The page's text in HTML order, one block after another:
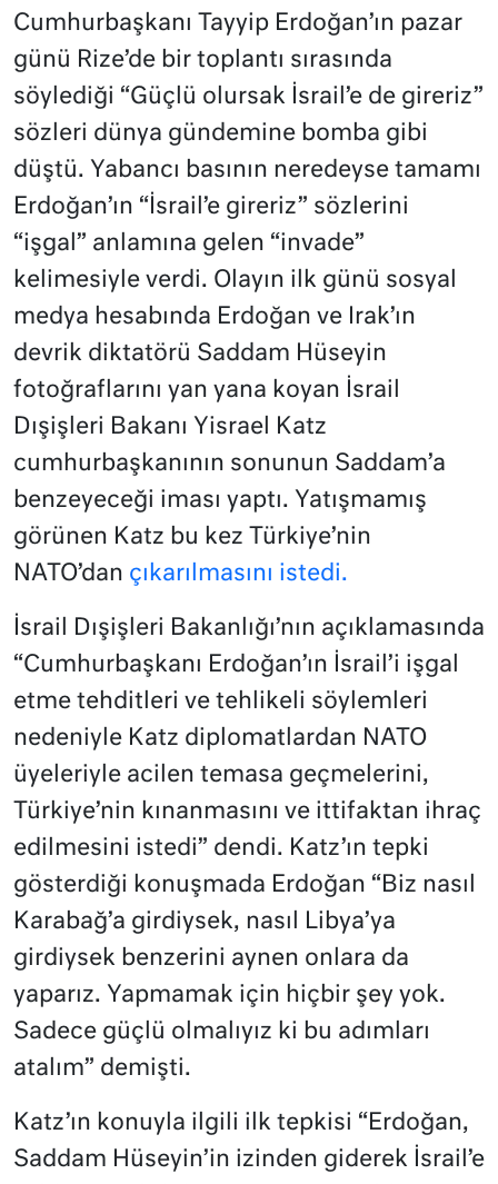
Cumhurbaşkanı Tayyip Erdoğan’ın pazar
günü Rize’de bir toplantı sırasında
söylediği “Güçlü olursak İsrail’e de gireriz”
sözleri dünya gündemine bomba gibi
düştü. Yabancı basının neredeyse tamamı
Erdoğan’ın “İsrail’e gireriz” sözlerini
“işgal” anlamına gelen “invade”
kelimesiyle verdi. Olayın ilk günü sosyal
medya hesabında Erdoğan ve Irak’ın
devrik diktatörü Saddam Hüseyin
fotoğraflarını yan yana koyan İsrail
Dışişleri Bakanı Yisrael Katz
cumhurbaşkanının sonunun Saddam’a
benzeyeceği iması yaptı. Yatışmamış
görünen Katz bu kez Türkiye’nin
NATO’dan çıkarılmasını istedi.
İsrail Dışişleri Bakanlığı’nın açıklamasında
“Cumhurbaşkanı Erdoğan’ın İsrail’i işgal
etme tehditleri ve tehlikeli söylemleri
nedeniyle Katz diplomatlardan NATO
üyeleriyle acilen temasa geçmelerini,
Türkiye’nin kınanmasını ve ittifaktan ihraç
edilmesini istedi” dendi. Katz’ın tepki
gösterdiği konuşmada Erdoğan “Biz nasıl
Karabağ’a girdiysek, nasıl Libya’ya
girdiysek benzerini aynen onlara da
yaparız. Yapmamak için hiçbir şey yok.
Sadece güçlü olmalıyız ki bu adımları
atalım” demişti.
Katz’ın konuyla ilgili ilk tepkisi “Erdoğan,
Saddam Hüseyin’in izinden giderek İsrail’e